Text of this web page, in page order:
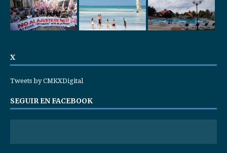
X
Tweets by CMKXDigital
SEGUIR EN FACEBOOK